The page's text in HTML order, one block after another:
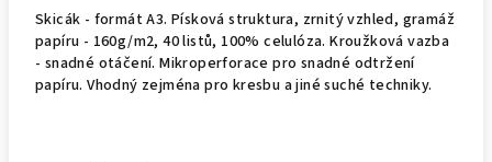
Skicák - formát A3. Písková struktura, zrnitý vzhled, gramáž
papíru - 160g/m2, 40 listů, 100% celulóza. Kroužková vazba
- snadné otáčení. Mikroperforace pro snadné odtržení
papíru. Vhodný zejména pro kresbu a jiné suché techniky.